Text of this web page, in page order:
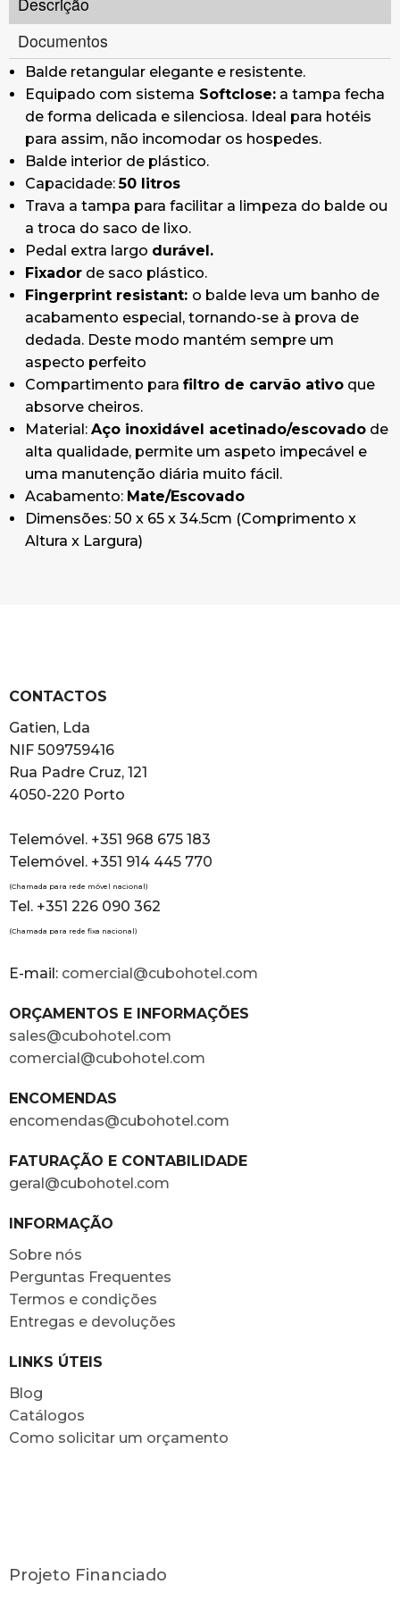
Documentos
Balde retangular elegante e resistente.
Equipado com sistema Softclose:a tampa fecha
de forma delicada e silenciosa. Ideal para hotéis
para assim, não incomodar os hospedes.
Balde interior de plástico.
Capacidade:50 litros
Trava a tampa para facilitar a limpeza do balde ou
a troca do saco de lixo.
Pedal extra largo durável.
Fixadorde saco plástico.
Fingerprint resistant: o balde leva um banho de
acabamento especial, tornando-se à prova de
dedada. Deste modo mantém sempre um
aspecto perfeito
Compartimento para filtro de carvão ativoque
absorve cheiros.
Material: Aço inoxidável acetinado/escovadode
alta qualidade, permite um aspeto impecável e
uma manutenção diária muito fácil.
Acabamento: Mate/Escovado
Dimensões: 50 x 65 x 34.5cm (Comprimento x
Altura x Largura)
CONTACTOS
Gatien, Lda
NIF 509759416
Rua Padre Cruz, 121
4050-220 Porto
Telemóvel. +351 968 675 183
Telemóvel. +351 914 445 770
(Chamada para rede móvel nacional)
Tel. +351 226 090 362
(Chamada para rede fixa nacional)
E-mail: comercial@cubohotel.com
ORÇAMENTOS E INFORMAÇÕES
sales@cubohotel.com
comercial@cubohotel.com
ENCOMENDAS
encomendas@cubohotel.com
FATURAÇÃO E CONTABILIDADE
geral@cubohotel.com
INFORMAÇÃO
Sobre nós
Perguntas Frequentes
Termos e condições
Entregas e devoluções
LINKS ÚTEIS
Blog
Catálogos
Como solicitar um orçamento
Projeto Financiado